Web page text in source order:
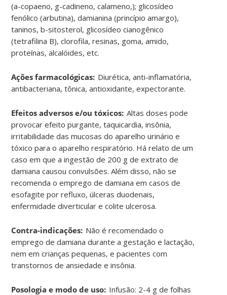
(a-copaeno, g-cadineno, calameno,); glicosídeo
fenólico (arbutina), damianina (princípio amargo),
taninos, b-sitosterol, glicosídeo cianogênico
(tetrafilina B), clorofila, resinas, goma, amido,
proteínas, alcalóides, etc.
Ações farmacológicas: Diurética, anti-inflamatória,
antibacteriana, tônica, antioxidante, expectorante.
Efeitos adversos e/ou tóxicos: Altas doses pode
provocar efeito purgante, taquicardia, insônia,
irritabilidade das mucosas do aparelho urinário e
tóxico para o aparelho respiratório. Há relato de um
caso em que a ingestão de 200 g de extrato de
damiana causou convulsões. Além disso, não se
recomenda o emprego de damiana em casos de
esofagite por refluxo, úlceras duodenais,
enfermidade diverticular e colite ulcerosa.
Contra-indicações: Não é recomendado o
emprego de damiana durante a gestação e lactação,
nem em crianças pequenas, e pacientes com
transtornos de ansiedade e insônia.
Posologia e modo de uso: Infusão: 2-4 g de folhas